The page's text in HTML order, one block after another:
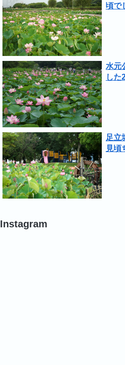
頃で
水元
した
足立
見頃
Instagram